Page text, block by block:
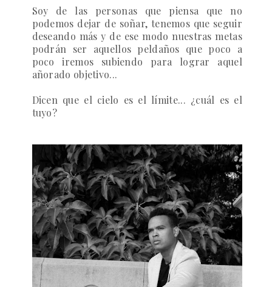
Soy de las personas que piensa que no
podemos dejar de soñar, tenemos que seguir
deseando más y de ese modo nuestras metas
podrán ser aquellos peldaños que poco a
poco iremos subiendo para lograr aquel
añorado objetivo...
Dicen que el cielo es el límite... ¿cuál es el
tuyo?